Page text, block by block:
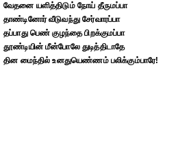
வேதனை யளித்திடும் நோய் தீருமப்பா
தாண்டினோர் வீடுவந்து சேர்வாரப்பா
தப்பாது பெண் குழந்தை பிறக்குமப்பா
தூண்டியின் மீன்போலே துடித்திடாதே
தின மைந்தில் உனதுயெண்ணம் பலிக்கும்பாரே!